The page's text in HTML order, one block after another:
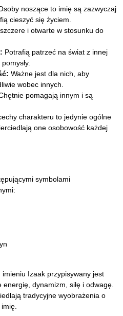
noszące to imię są zazwyczaj
cieszyć się życiem.
i otwarte w stosunku do
Potrafią patrzeć na świat z innej
Ważne jest dla nich, aby
wobec innych.
pomagają innym i są
charakteru to jedynie ogólne
one osobowość każdej
symbolami
Izaak przypisywany jest
dynamizm, siłę i odwagę.
tradycyjne wyobrażenia o